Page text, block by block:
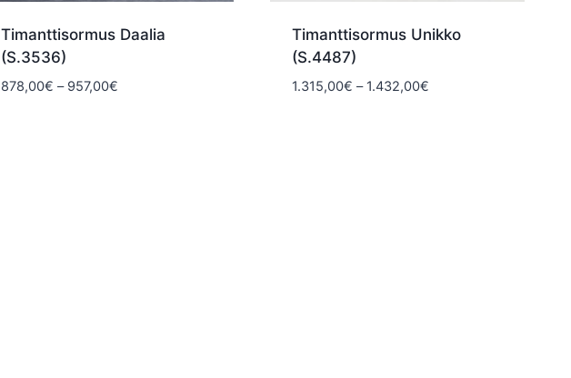
Timanttisormus Daalia
(S.3536)
878,00€ – 957,00€Hintaluokka:
Timanttisormus Unikko
(S.4487)
1.315,00€ – 1.432,00€